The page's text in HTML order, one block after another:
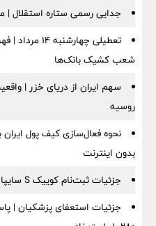
جدایی رسمی ستاره استقلال |
تعطیلی
شعب کشیک بانک‌ها
سهم ایران از دریای خزر |
روسیه
بدون اینترنت
جزئیات ثبت‌نام کوییک S سایپا از شنبه ۱۷ مرداد + جدول شرایط
جزئیات استعفای پزشکیان |